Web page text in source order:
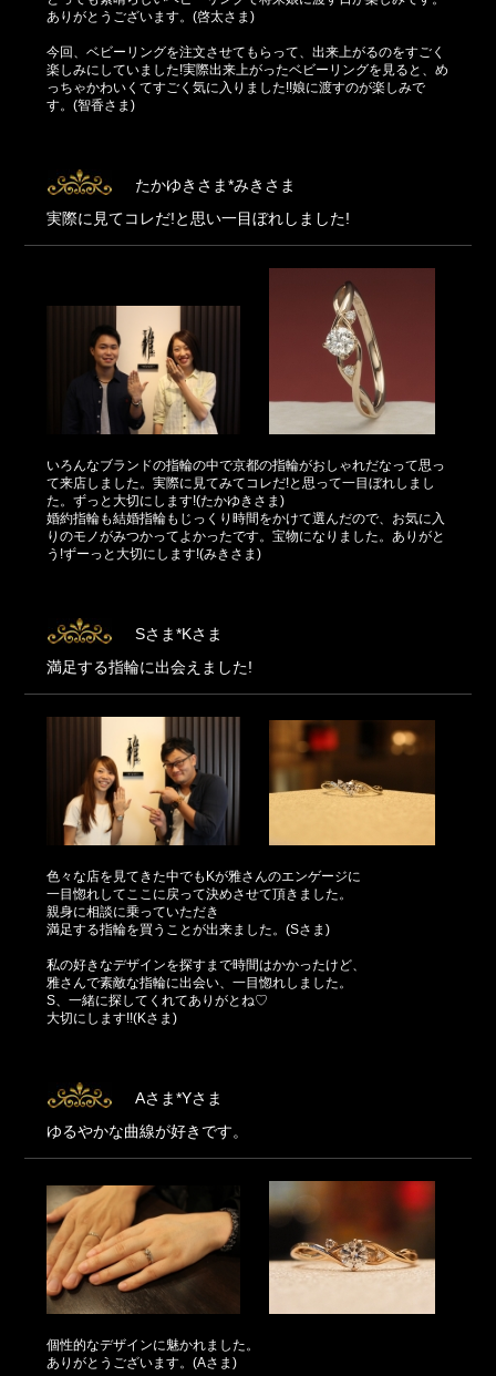
ありがとうございます。(啓太さま)
今回、ベビーリングを注文させてもらって、出来上がるのをすごく
楽しみにしていました!実際出来上がったベビーリングを見ると、め
っちゃかわいくてすごく気に入りました!!娘に渡すのが楽しみで
す。(智香さま)
たかゆきさま*みきさま
実際に見てコレだ!と思い一目ぼれしました!
いろんなブランドの指輪の中で京都の指輪がおしゃれだなって思っ
て来店しました。実際に見てみてコレだ!と思って一目ぼれしまし
た。ずっと大切にします!(たかゆきさま)
婚約指輪も結婚指輪もじっくり時間をかけて選んだので、お気に入
りのモノがみつかってよかったです。宝物になりました。ありがと
う!ずーっと大切にします!(みきさま)
Sさま*Kさま
満足する指輪に出会えました!
色々な店を見てきた中でもKが雅さんのエンゲージに
一目惚れしてここに戻って決めさせて頂きました。
親身に相談に乗っていただき
満足する指輪を買うことが出来ました。(Sさま)
私の好きなデザインを探すまで時間はかかったけど、
雅さんで素敵な指輪に出会い、一目惚れしました。
S、一緒に探してくれてありがとね♡
大切にします!!(Kさま)
Aさま*Yさま
ゆるやかな曲線が好きです。
個性的なデザインに魅かれました。
ありがとうございます。(Aさま)